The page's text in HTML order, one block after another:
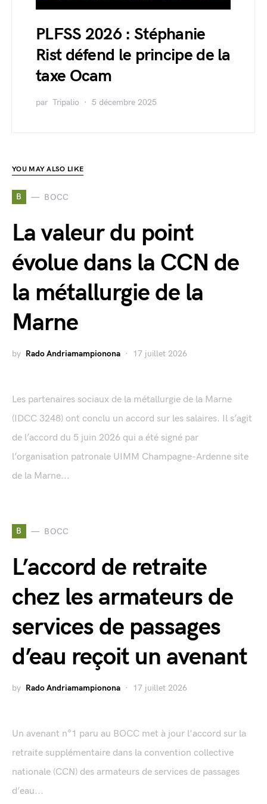
PLFSS 2026 : Stéphanie
Rist défend le principe de la
taxe Ocam
par Tripalio 5 décembre 2025
YOU MAY ALSO LIKE
B BOCC
La valeur du point
évolue dans la CCN de
la métallurgie de la
Marne
by Rado Andriamampionona 17 juillet 2026
Les partenaires sociaux de la métallurgie de la Marne
(IDCC 3248) ont conclu un accord sur les salaires. Il s’agit
de l’accord du 5 juin 2026 qui a été signé par
l’organisation patronale UIMM Champagne-Ardenne site
de la Marne...
B BOCC
L’accord de retraite
chez les armateurs de
services de passages
d’eau reçoit un avenant
by Rado Andriamampionona 17 juillet 2026
Un avenant n°1 paru au BOCC met à jour l'accord sur la
retraite supplémentaire dans la convention collective
nationale (CCN) des armateurs de services de passages
d’eau...